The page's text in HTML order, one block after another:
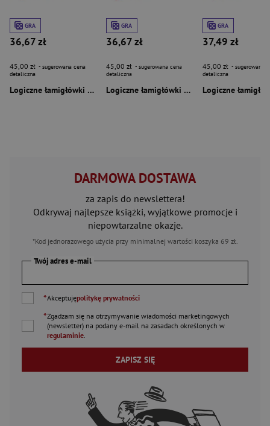
GRA
36,67 zł
45,00 zł - sugerowana cena
detaliczna
Logiczne łamigłówki poziom ekspert
GRA
36,67 zł
45,00 zł - sugerowana cena
detaliczna
Logiczne łamigłówki poziom zaawansowany
GRA
37,49 zł
45,00 zł - sugerowana
detaliczna
DARMOWA DOSTAWA
za zapis do newslettera!
Odkrywaj najlepsze książki, wyjątkowe promocje i
niepowtarzalne okazje.
*Kod jednorazowego użycia przy minimalnej wartości koszyka 69 zł.
Twój adres e-mail
*Akceptujępolitykę prywatności
*Zgadzam się na otrzymywanie wiadomości marketingowych
(newsletter) na podany e-mail na zasadach określonych w
regulaminie.
ZAPISZ SIĘ